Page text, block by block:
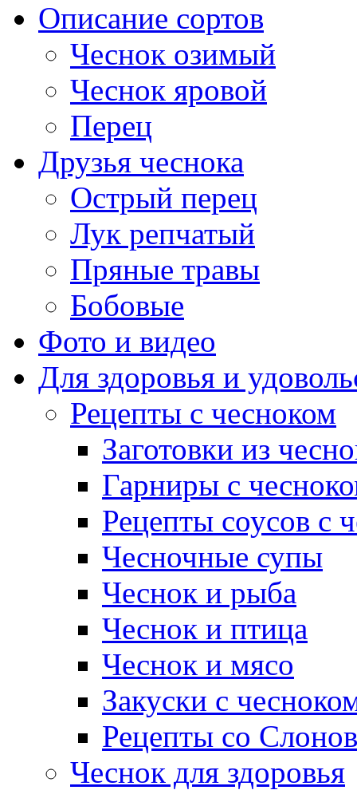
Описание сортов
Чеснок озимый
Чеснок яровой
Перец
Друзья чеснока
Острый перец
Лук репчатый
Пряные травы
Бобовые
Фото и видео
Для здоровья и
Рецепты с чесноком
Заготовки из
Гарниры с
Рецепты соусов с
Чесночные супы
Чеснок и рыба
Чеснок и птица
Чеснок и мясо
Закуски с
Рецепты со
Чеснок для здоровья